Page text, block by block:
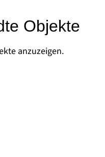
Objekte
anzuzeigen.